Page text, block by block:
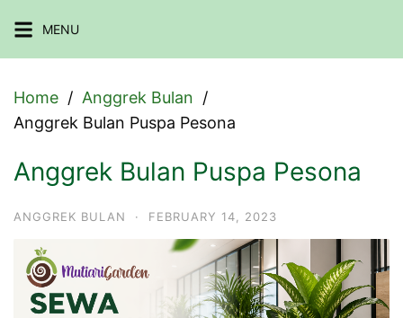
to
MENU
Home
Anggrek Bulan
Anggrek Bulan Puspa Pesona
Anggrek Bulan Puspa Pesona
ANGGREK BULAN · FEBRUARY 14, 2023